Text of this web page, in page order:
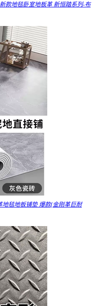
款地毯卧室地板革 新恒踏系列-布
毯地板铺垫 爆款(金刚革巨耐